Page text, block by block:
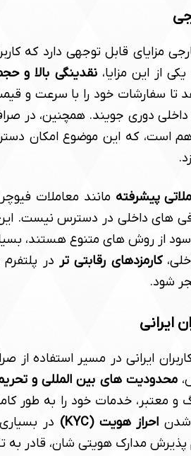
مزایای قابل توجهی دارد که
از این مزایا،نقدینگی بالا و
تا سفارشات خود را با سرعت و
داخلی دوری جویند. همچنین، در
است، که این موضوع امکان
پیشرفته مانند معاملات
های داخلی در دسترس نیست. این
از روش های متنوع هستند،
کارمزدهای رقابتی تر در
شود.
ایرانی
ایرانی در مسیر استفاده
محدودیت های بین المللی و
و معتبر، خدمات خود را به طور
شدن احراز هویت (KYC)
در
پذیرش مدارک هویتی شان، قادر به